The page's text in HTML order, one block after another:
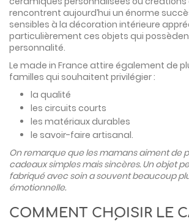
rencontrent aujourd’hui un énorme
sensibles à la décoration intérieure
particulièrement ces objets qui
personnalité.
Le made in France attire également de
familles qui souhaitent privilégier :
la qualité
les circuits courts
les matériaux durables
le savoir-faire artisanal.
On remarque que les mamans aiment de
cadeaux simples mais sincères. Un objet
fabriqué avec soin a souvent beaucoup
émotionnelle.
COMMENT CHOISIR LE